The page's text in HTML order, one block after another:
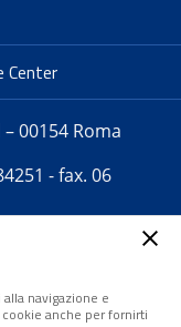
Center
00154 Roma
- fax. 06
iscritta
di Roma -
resp. Michela
navigazione e
anche per fornirti